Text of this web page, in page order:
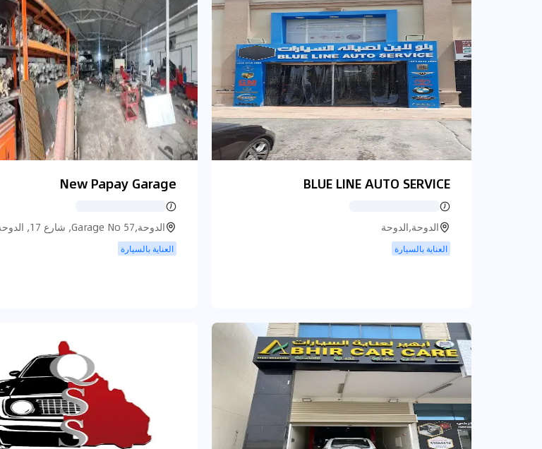
BLUE LINE AUTO SERVICE
الدوحة,الدوحة
العناية بالسيارة
New Papay Garage
الدوحة,Garage No 57, شارع 17, الدوحة
العناية بالسيارة